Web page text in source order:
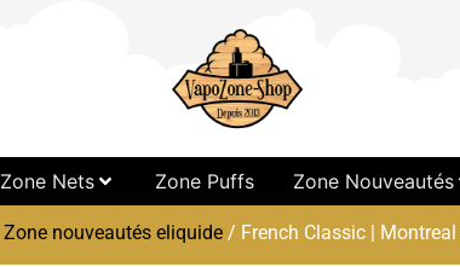
Zone Nets Zone Puffs Zone Nouveautés
Zone nouveautés eliquide/ French Classic | Montreal